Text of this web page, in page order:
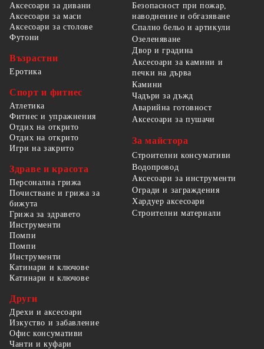
Аксесоари за дивани
Аксесоари за маси
Аксесоари за столове
Футони
Възрастни
Еротика
Спорт и фитнес
Атлетика
Фитнес и упражнения
Отдих на открито
Отдих на открито
Игри на закрито
Здраве и красота
Персонална грижа
Почистване и грижа за
бижута
Грижа за здравето
Безопасност при пожар,
наводнение и обгазяване
Спално бельо и артикули
Озеленяване
Двор и градина
Аксесоари за камини и
печки на дърва
Камини
Чадъри за дъжд
Аварийна готовност
Аксесоари за пушачи
За майстора
Строителни консумативи
Водопровод
Аксесоари за инструменти
Огради и заграждения
Хардуер аксесоари
Строителни материали
Инструменти
Помпи
Помпи
Инструменти
Катинари и ключове
Катинари и ключове
Други
Дрехи и аксесоари
Изкуство и забавление
Офис консумативи
Чанти и куфари